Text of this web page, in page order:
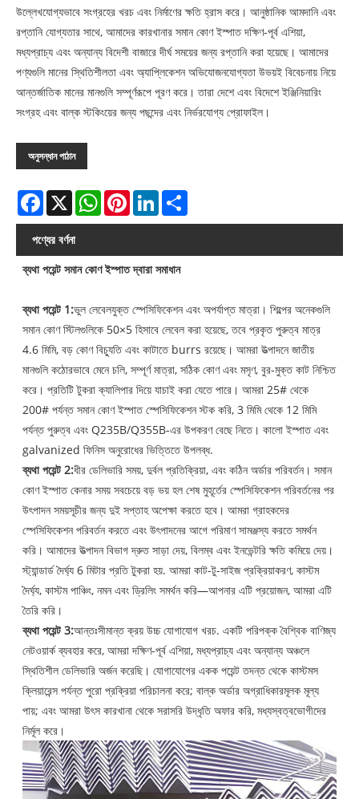
উল্লেখযোগ্যভাবে সংগ্রহের খরচ এবং নির্মাণের ক্ষতি হ্রাস করে। আনুষ্ঠানিক আমদানি এবং
রপ্তানি যোগ্যতার সাথে, আমাদের কারখানার সমান কোণ ইস্পাত দক্ষিণ-পূর্ব এশিয়া,
মধ্যপ্রাচ্য এবং অন্যান্য বিদেশী বাজারে দীর্ঘ সময়ের জন্য রপ্তানি করা হয়েছে। আমাদের
পণ্যগুলি মানের স্থিতিশীলতা এবং অ্যাপ্লিকেশন অভিযোজনযোগ্যতা উভয়ই বিবেচনায় নিয়ে
আন্তর্জাতিক মানের মানগুলি সম্পূর্ণরূপে পূরণ করে। তারা দেশে এবং বিদেশে ইঞ্জিনিয়ারিং
সংগ্রহ এবং বাল্ক স্টকিংয়ের জন্য পছন্দের এবং নির্ভরযোগ্য প্রোফাইল।
অনুসন্ধান পাঠান
Facebook
X WhatsAppPinterestLinkedIn
পণ্যের বর্ণনা
ব্যথা পয়েন্ট সমান কোণ ইস্পাত দ্বারা সমাধান
ব্যথা পয়েন্ট 1:ভুল লেবেলযুক্ত স্পেসিফিকেশন এবং অপর্যাপ্ত মাত্রা। শিল্পের অনেকগুলি
সমান কোণ স্টিলগুলিকে 50×5 হিসাবে লেবেল করা হয়েছে, তবে প্রকৃত পুরুত্ব মাত্র
4.6 মিমি, বড় কোণ বিচ্যুতি এবং কাটাতে burrs রয়েছে। আমরা উত্পাদনে জাতীয়
মানগুলি কঠোরভাবে মেনে চলি, সম্পূর্ণ মাত্রা, সঠিক কোণ এবং মসৃণ, বুর-মুক্ত কাট নিশ্চিত
করে। প্রতিটি টুকরা ক্যালিপার দিয়ে যাচাই করা যেতে পারে। আমরা 25# থেকে
200# পর্যন্ত সমান কোণ ইস্পাত স্পেসিফিকেশন স্টক করি, 3 মিমি থেকে 12 মিমি
পর্যন্ত পুরুত্ব এবং Q235B/Q355B-এর উপকরণ বেছে নিতে। কালো ইস্পাত এবং
galvanized ফিনিস অনুরোধের ভিত্তিতে উপলব্ধ.
ব্যথা পয়েন্ট 2:ধীর ডেলিভারি সময়, দুর্বল প্রতিক্রিয়া, এবং কঠিন অর্ডার পরিবর্তন। সমান
কোণ ইস্পাত কেনার সময় সবচেয়ে বড় ভয় হল শেষ মুহূর্তের স্পেসিফিকেশন পরিবর্তনের পর
উৎপাদন সময়সূচীর জন্য দুই সপ্তাহ অপেক্ষা করতে হবে। আমরা গ্রাহকদের
স্পেসিফিকেশন পরিবর্তন করতে এবং উৎপাদনের আগে পরিমাণ সামঞ্জস্য করতে সমর্থন
করি। আমাদের উত্পাদন বিভাগ দ্রুত সাড়া দেয়, বিলম্ব এবং ইনভেন্টরি ক্ষতি কমিয়ে দেয়।
স্ট্যান্ডার্ড দৈর্ঘ্য 6 মিটার প্রতি টুকরা হয়. আমরা কাট-টু-সাইজ প্রক্রিয়াকরণ, কাস্টম
দৈর্ঘ্য, কাস্টম পাঞ্চিং, নমন এবং ড্রিলিং সমর্থন করি—আপনার এটি প্রয়োজন, আমরা এটি
তৈরি করি।
ব্যথা পয়েন্ট 3:আন্তঃসীমান্ত ক্রয় উচ্চ যোগাযোগ খরচ. একটি পরিপক্ক বৈশ্বিক বাণিজ্য
নেটওয়ার্ক ব্যবহার করে, আমরা দক্ষিণ-পূর্ব এশিয়া, মধ্যপ্রাচ্য এবং অন্যান্য অঞ্চলে
স্থিতিশীল ডেলিভারি অর্জন করেছি। যোগাযোগের একক পয়েন্ট তদন্ত থেকে কাস্টমস
ক্লিয়ারেন্স পর্যন্ত পুরো প্রক্রিয়া পরিচালনা করে; বাল্ক অর্ডার অগ্রাধিকারমূলক মূল্য
পায়; এবং আমরা উৎস কারখানা থেকে সরাসরি উদ্ধৃতি অফার করি, মধ্যস্বত্বভোগীদের
নির্মূল করে।